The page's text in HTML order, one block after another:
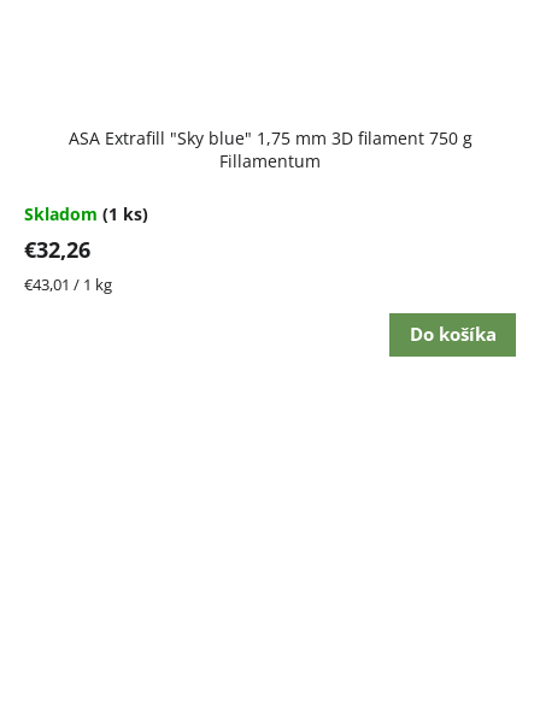
ASA Extrafill "Sky blue" 1,75 mm 3D filament 750 g
Fillamentum
Skladom (1 ks)
€32,26
Jednotková
€43,01 / 1 kg
Do košíka